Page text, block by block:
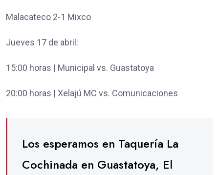
Malacateco 2-1 Mixco
Jueves 17 de abril:
15:00 horas | Municipal vs. Guastatoya
20:00 horas | Xelajú MC vs. Comunicaciones
Los esperamos en Taquería La
Cochinada en Guastatoya, El